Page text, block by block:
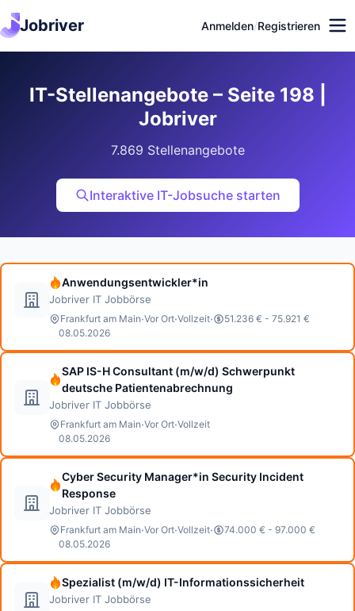
Jobriver Anmelden/Registrieren
IT-Stellenangebote – Seite 198 |
Jobriver
7.869 Stellenangebote
Interaktive IT-Jobsuche starten
Anwendungsentwickler*in
Jobriver IT Jobbörse
Frankfurt am Main·Vor Ort·Vollzeit·
51.236 € - 75.921 €
08.05.2026
SAP IS-H Consultant (m/w/d) Schwerpunkt
deutsche Patientenabrechnung
Jobriver IT Jobbörse
Frankfurt am Main·Vor Ort·Vollzeit
08.05.2026
Cyber Security Manager*in Security Incident
Response
Jobriver IT Jobbörse
Frankfurt am Main·Vor Ort·Vollzeit·
74.000 € - 97.000 €
08.05.2026
Spezialist (m/w/d) IT-Informationssicherheit
Jobriver IT Jobbörse